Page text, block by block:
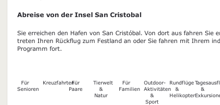
Abreise von der Insel San Cristobal
Sie erreichen den Hafen von San Cristóbal. Von dort aus fahren Sie
treten Ihren Rückflug zum Festland an oder Sie fahren mit Ihrem
Programm fort.
Für
Senioren
KreuzfahrtenFür
Paare
Tierwelt
&
Natur
Für
Familien
Outdoor-
Aktivitäten
&
Sport
Rundflüge
&
Helikopter
&